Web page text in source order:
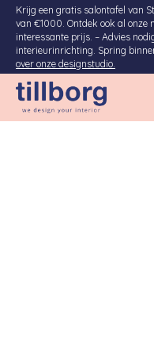
Krijg een gratis salontafel van
van €1000. Ontdek ook al onze
interessante prijs. – Advies
interieurinrichting. Spring
over onze designstudio.